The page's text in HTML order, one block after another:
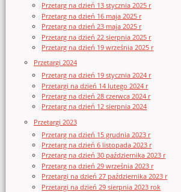
Przetarg na dzień 13 stycznia 2025 r
Przetarg na dzień 16 maja 2025 r
Przetarg na dzień 23 maja 2025 r
Przetarg na dzień 22 sierpnia 2025 r
Przetarg na dzień 19 września 2025 r
Przetargi 2024
Przetarg na dzień 19 stycznia 2024 r
Przetargi na dzień 14 lutego 2024 r
Przetarg na dzień 28 czerwca 2024 r
Przetarg na dzień 12 sierpnia 2024
Przetargi 2023
Przetarg na dzień 15 grudnia 2023 r
Przetarg na dzień 6 listopada 2023 r
Przetarg na dzień 30 października 2023 r
Przetarg na dzień 29 września 2023 r
Przetargi na dzień 27 października 2023 r
Przetargi na dzień 29 sierpnia 2023 rok